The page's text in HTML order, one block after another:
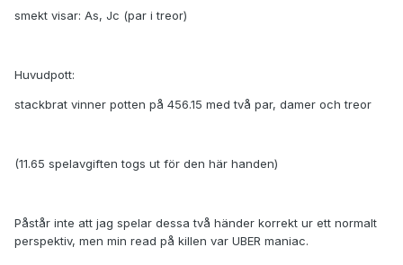
smekt visar: As, Jc (par i treor)
Huvudpott:
stackbrat vinner potten på 456.15 med två par, damer och treor
(11.65 spelavgiften togs ut för den här handen)
Påstår inte att jag spelar dessa två händer korrekt ur ett normalt
perspektiv, men min read på killen var UBER maniac.